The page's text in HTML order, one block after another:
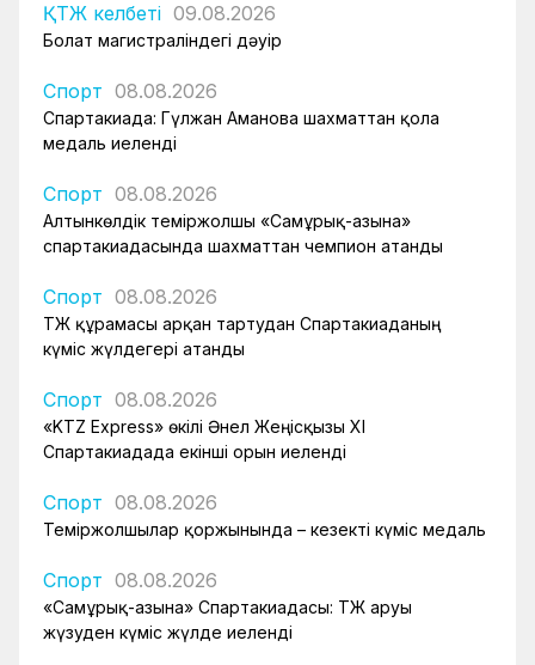
ҚТЖ келбеті 09.08.2026
Болат магистраліндегі дәуір
Спорт 08.08.2026
Спартакиада: Гүлжан Аманова шахматтан қола
медаль иеленді
Спорт 08.08.2026
Алтынкөлдік теміржолшы «Самұрық-Қазына»
спартакиадасында шахматтан чемпион атанды
Спорт 08.08.2026
ҚТЖ құрамасы арқан тартудан Спартакиаданың
күміс жүлдегері атанды
Спорт 08.08.2026
«KTZ Express» өкілі Әнел Жеңісқызы XI
Спартакиадада екінші орын иеленді
Спорт 08.08.2026
Теміржолшылар қоржынында – кезекті күміс медаль
Спорт 08.08.2026
«Самұрық-Қазына» Спартакиадасы: ҚТЖ аруы
жүзуден күміс жүлде иеленді